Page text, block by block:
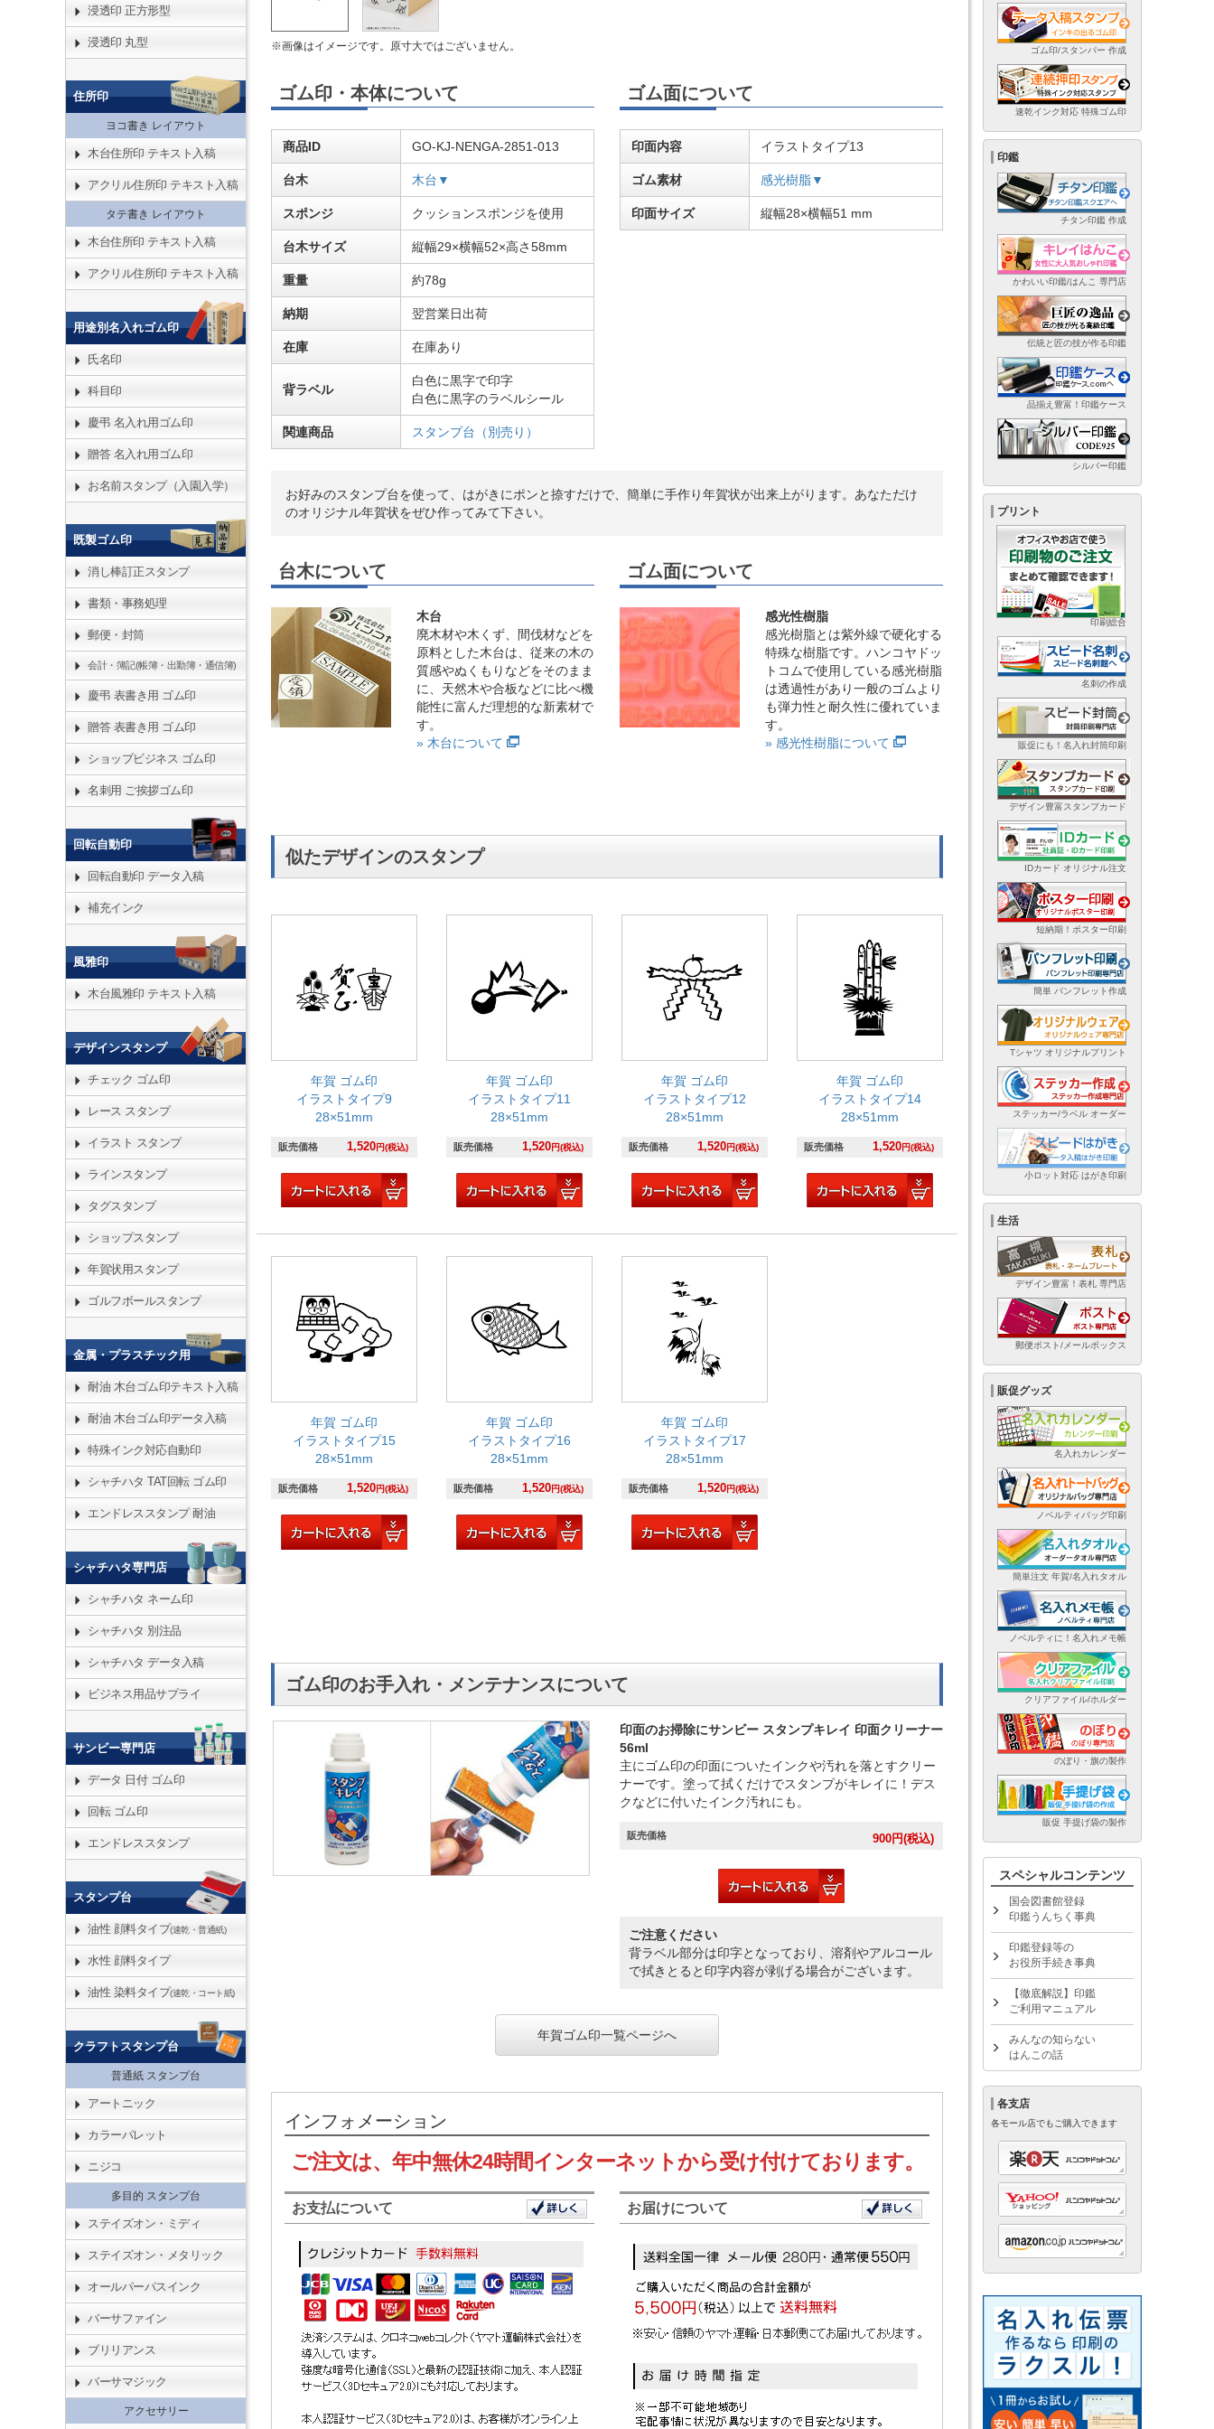
※画像はイメージです。原寸大ではございません。
ゴム印・本体について
商品ID GO-KJ-NENGA-2851-013
台木 木台▼
スポンジ クッションスポンジを使用
台木サイズ 縦幅29×横幅52×高さ58mm
重量 約78g
納期 翌営業日出荷
在庫 在庫あり
背ラベル
白色に黒字で印字
白色に黒字のラベルシール
関連商品 スタンプ台（別売り）
ゴム面について
印面内容 イラストタイプ13
ゴム素材 感光樹脂▼
印面サイズ 縦幅28×横幅51 mm
お好みのスタンプ台を使って、はがきにポンと捺すだけで、簡単に手作り年賀状が出来上がります。あなただけ
のオリジナル年賀状をぜひ作ってみて下さい。
台木について
木台
廃木材や木くず、間伐材などを
原料とした木台は、従来の木の
質感やぬくもりなどをそのまま
に、天然木や合板などに比べ機
能性に富んだ理想的な新素材で
す。
» 木台について
ゴム面について
感光性樹脂
感光樹脂とは紫外線で硬化する
特殊な樹脂です。ハンコヤドッ
トコムで使用している感光樹脂
は透過性があり一般のゴムより
も弾力性と耐久性に優れていま
す。
» 感光性樹脂について
似たデザインのスタンプ
年賀 ゴム印
イラストタイプ9
28×51mm
販売価格 1,520円(税込)
年賀 ゴム印
イラストタイプ11
28×51mm
販売価格 1,520円(税込)
年賀 ゴム印
イラストタイプ12
28×51mm
販売価格 1,520円(税込)
年賀 ゴム印
イラストタイプ14
28×51mm
販売価格 1,520円(税込)
年賀 ゴム印
イラストタイプ15
28×51mm
販売価格 1,520円(税込)
年賀 ゴム印
イラストタイプ16
28×51mm
販売価格 1,520円(税込)
年賀 ゴム印
イラストタイプ17
28×51mm
販売価格 1,520円(税込)
ゴム印のお手入れ・メンテナンスについて
印面のお掃除にサンビー スタンプキレイ 印面クリーナー
56ml
主にゴム印の印面についたインクや汚れを落とすクリー
ナーです。塗って拭くだけでスタンプがキレイに！デス
クなどに付いたインク汚れにも。
販売価格 900円(税込)
ご注意ください
背ラベル部分は印字となっており、溶剤やアルコール
で拭きとると印字内容が剥げる場合がございます。
年賀ゴム印一覧ページへ
インフォメーション
ご注文は、年中無休24時間インターネットから受け付けております。
お支払について お届けについて
浸透印 正方形型
浸透印 丸型
住所印
ヨコ書き レイアウト
木台住所印 テキスト入稿
アクリル住所印 テキスト入稿
タテ書き レイアウト
木台住所印 テキスト入稿
アクリル住所印 テキスト入稿
用途別名入れゴム印
氏名印
科目印
慶弔 名入れ用ゴム印
贈答 名入れ用ゴム印
お名前スタンプ（入園入学）
既製ゴム印
消し棒訂正スタンプ
書類・事務処理
郵便・封筒
会計・簿記(帳簿・出勤簿・通信簿)
慶弔 表書き用 ゴム印
贈答 表書き用 ゴム印
ショップビジネス ゴム印
名刺用 ご挨拶ゴム印
回転自動印
回転自動印 データ入稿
補充インク
風雅印
木台風雅印 テキスト入稿
デザインスタンプ
チェック ゴム印
レース スタンプ
イラスト スタンプ
ラインスタンプ
タグスタンプ
ショップスタンプ
年賀状用スタンプ
ゴルフボールスタンプ
金属・プラスチック用
耐油 木台ゴム印テキスト入稿
耐油 木台ゴム印データ入稿
特殊インク対応自動印
シャチハタ TAT回転 ゴム印
エンドレススタンプ 耐油
シャチハタ専門店
シャチハタ ネーム印
シャチハタ 別注品
シャチハタ データ入稿
ビジネス用品サプライ
サンビー専門店
データ 日付 ゴム印
回転 ゴム印
エンドレススタンプ
スタンプ台
油性 顔料タイプ(速乾・普通紙)
水性 顔料タイプ
油性 染料タイプ(速乾・コート紙)
クラフトスタンプ台
普通紙 スタンプ台
アートニック
カラーパレット
ニジコ
多目的 スタンプ台
ステイズオン・ミディ
ステイズオン・メタリック
オールパーパスインク
バーサファイン
ブリリアンス
バーサマジック
アクセサリー
ゴム印/スタンパー 作成
速乾インク対応 特殊ゴム印
印鑑
チタン印鑑 作成
かわいい印鑑/はんこ 専門店
伝統と匠の技が作る印鑑
品揃え豊富！印鑑ケース
シルバー印鑑
プリント
印刷総合
名刺の作成
販促にも！名入れ封筒印刷
デザイン豊富スタンプカード
IDカード オリジナル注文
短納期！ポスター印刷
簡単 パンフレット作成
Tシャツ オリジナルプリント
ステッカー/ラベル オーダー
小ロット対応 はがき印刷
生活
デザイン豊富！表札 専門店
郵便ポスト/メールボックス
販促グッズ
名入れカレンダー
ノベルティバッグ印刷
簡単注文 年賀/名入れタオル
ノベルティに！名入れメモ帳
クリアファイル/ホルダー
のぼり・旗の製作
販促 手提げ袋の製作
スペシャルコンテンツ
国会図書館登録
印鑑うんちく事典
印鑑登録等の
お役所手続き事典
【徹底解説】印鑑
ご利用マニュアル
みんなの知らない
はんこの話
各支店
各モール店でもご購入できます